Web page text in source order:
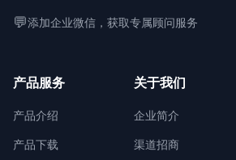
💬添加企业微信，获取专属顾问服务
产品服务
产品介绍
产品下载
关于我们
企业简介
渠道招商